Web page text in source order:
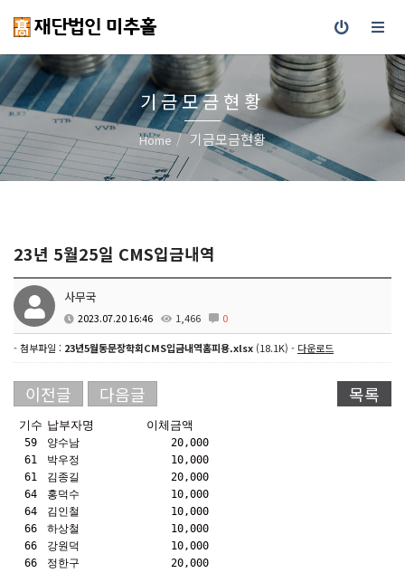
기금모금현황
Home 기금모금현황
23년 5월25일 CMS입금내역
사무국
2023.07.20 16:46 1,466 0
- 첨부파일 : 23년5월동문장학회CMS입금내역홈피용.xlsx (18.1K) - 다운로드
이전글 다음글 목록
기수 납부자명 이체금액
59 양수남
20,000
61
박우정
10,000
61
김종길
20,000
64
홍덕수
10,000
64
김인철
10,000
66
하상철
10,000
66
강원덕
10,000
66
정한구
20,000